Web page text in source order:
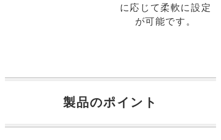
に応じて柔軟に設定
が可能です。
製品のポイント